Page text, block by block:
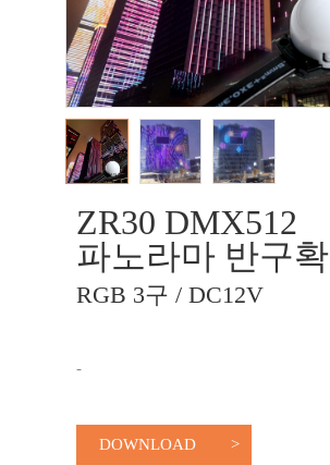
ZR30 DMX512
파노라마 반구
RGB 3구 / DC12V
-
DOWNLOAD